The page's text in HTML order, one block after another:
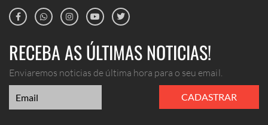
RECEBA AS ÚLTIMAS NOTICIAS!
Enviaremos noticias de última hora para o seu email.
CADASTRAR